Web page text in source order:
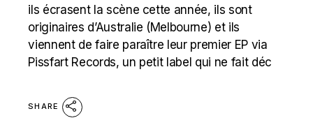
ils écrasent la scène cette année, ils sont
originaires d’Australie (Melbourne) et ils
viennent de faire paraître leur premier EP via
Pissfart Records, un petit label qui ne fait déc
SHARE